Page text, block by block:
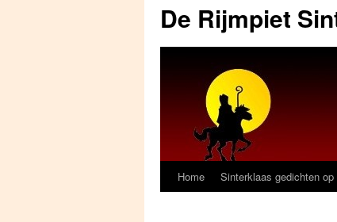
content
De Rijmpiet
Home Sinterklaas gedichten op